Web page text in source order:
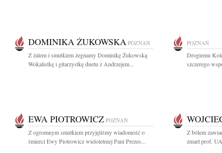
DOMINIKA ŻUKOWSKA POZNAŃ
Z żalem i smutkiem żegnamy Dominikę Żukowską
Wokalistkę i gitarzystkę duetu z Andrzejem...
POZNAŃ
Drogiemu
szczerego
EWA PIOTROWICZ POZNAŃ
Z ogromnym smutkiem przyjęliśmy wiadomość o
śmierci Ewy Piotrowicz wieloletniej Pani Prezes...
Z bólem
zmarł prof.